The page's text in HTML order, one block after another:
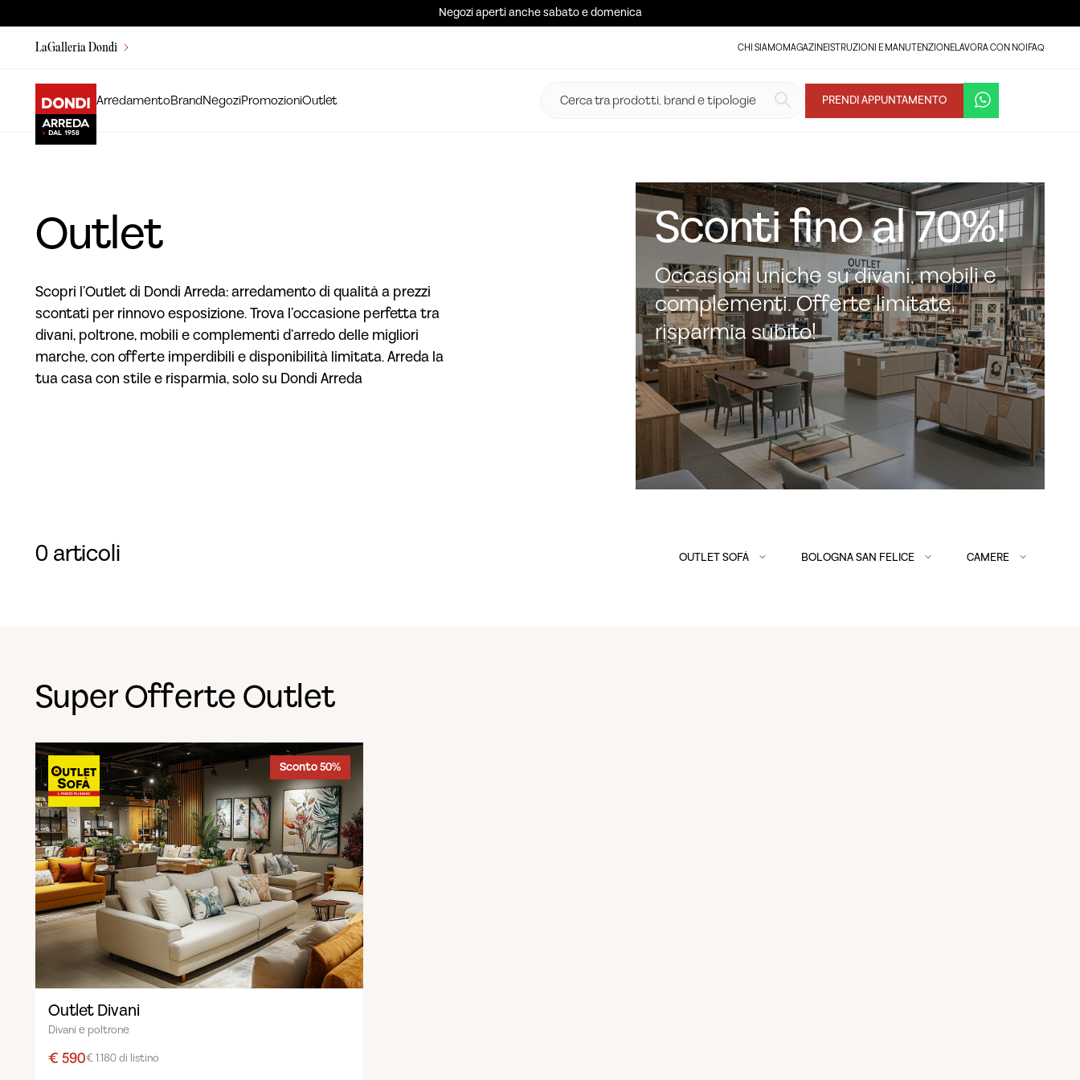
Negozi aperti anche sabato e domenica
LaGalleria Dondi CHI SIAMOMAGAZINEISTRUZIONI E MANUTENZIONELAVORA CON NOIFAQ
ArredamentoBrandNegoziPromozioniOutlet PRENDI APPUNTAMENTO
Outlet
Scopri l’Outlet di Dondi Arreda: arredamento di qualità a prezzi
scontati per rinnovo esposizione. Trova l’occasione perfetta tra
divani, poltrone, mobili e complementi d’arredo delle migliori
marche, con offerte imperdibili e disponibilità limitata. Arreda la
tua casa con stile e risparmia, solo su Dondi Arreda
Sconti fino al 70%!
Occasioni uniche su divani, mobili e
complementi. Offerte limitate,
risparmia subito!
0 articoli OUTLET SOFÀ BOLOGNA SAN FELICE CAMERE
Super Offerte Outlet
Sconto 50%
Outlet Divani
Divani e poltrone
€ 590€ 1.180 di listino